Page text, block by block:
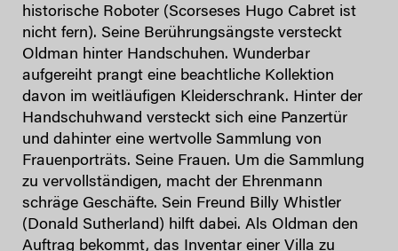
historische Roboter (Scorseses Hugo Cabret ist
nicht fern). Seine Berührungsängste versteckt
Oldman hinter Handschuhen. Wunderbar
aufgereiht prangt eine beachtliche Kollektion
davon im weitläufigen Kleiderschrank. Hinter der
Handschuhwand versteckt sich eine Panzertür
und dahinter eine wertvolle Sammlung von
Frauenporträts. Seine Frauen. Um die Sammlung
zu vervollständigen, macht der Ehrenmann
schräge Geschäfte. Sein Freund Billy Whistler
(Donald Sutherland) hilft dabei. Als Oldman den
Auftrag bekommt, das Inventar einer Villa zu